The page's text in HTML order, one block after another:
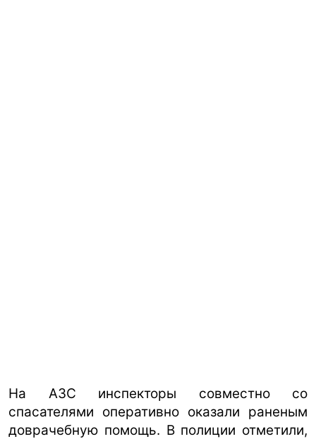
На АЗС инспекторы совместно со
спасателями оперативно оказали раненым
доврачебную помощь. В полиции отметили,